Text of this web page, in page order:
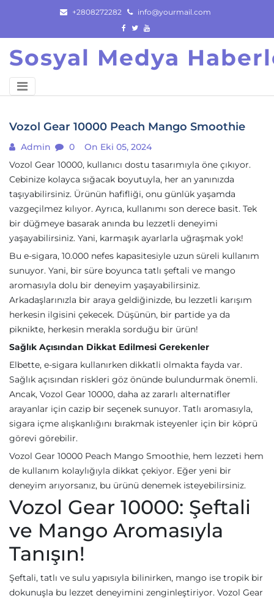
content
+2808272282 info@yourmail.com
Sosyal Medya
Vozol Gear 10000 Peach Mango Smoothie
Admin 0
On Eki 05, 2024
Vozol Gear 10000, kullanıcı dostu tasarımıyla öne çıkıyor.
Cebinize kolayca sığacak boyutuyla, her an yanınızda
taşıyabilirsiniz. Ürünün hafifliği, onu günlük yaşamda
vazgeçilmez kılıyor. Ayrıca, kullanımı son derece basit. Tek
bir düğmeye basarak anında bu lezzetli deneyimi
yaşayabilirsiniz. Yani, karmaşık ayarlarla uğraşmak yok!
Bu e-sigara, 10.000 nefes kapasitesiyle uzun süreli kullanım
sunuyor. Yani, bir süre boyunca tatlı şeftali ve mango
aromasıyla dolu bir deneyim yaşayabilirsiniz.
Arkadaşlarınızla bir araya geldiğinizde, bu lezzetli karışım
herkesin ilgisini çekecek. Düşünün, bir partide ya da
piknikte, herkesin merakla sorduğu bir ürün!
Sağlık Açısından Dikkat Edilmesi Gerekenler
Elbette, e-sigara kullanırken dikkatli olmakta fayda var.
Sağlık açısından riskleri göz önünde bulundurmak önemli.
Ancak, Vozol Gear 10000, daha az zararlı alternatifler
arayanlar için cazip bir seçenek sunuyor. Tatlı aromasıyla,
sigara içme alışkanlığını bırakmak isteyenler için bir köprü
görevi görebilir.
Vozol Gear 10000 Peach Mango Smoothie, hem lezzeti hem
de kullanım kolaylığıyla dikkat çekiyor. Eğer yeni bir
deneyim arıyorsanız, bu ürünü denemek isteyebilirsiniz.
Vozol Gear 10000: Şeftali
ve Mango Aromasıyla
Tanışın!
Şeftali, tatlı ve sulu yapısıyla bilinirken, mango ise tropik bir
dokunuşla bu lezzet deneyimini zenginleştiriyor. Vozol Gear